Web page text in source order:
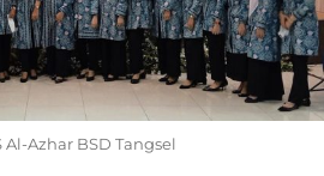
Azhar BSD Tangsel